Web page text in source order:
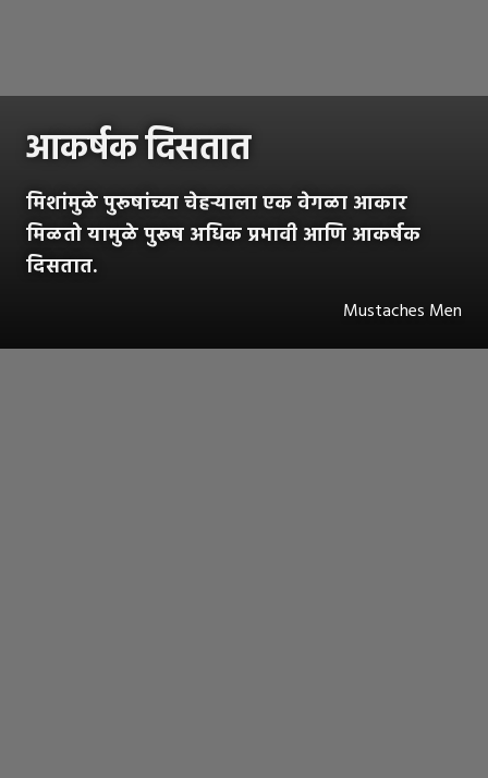
आकर्षक दिसतात
मिशांमुळे पुरूषांच्या चेहऱ्याला एक वेगळा आकार
मिळतो यामुळे पुरूष अधिक प्रभावी आणि आकर्षक
दिसतात.
Mustaches Men